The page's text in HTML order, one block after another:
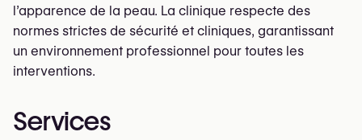
l’apparence de la peau. La clinique respecte des
normes strictes de sécurité et cliniques, garantissant
un environnement professionnel pour toutes les
interventions.
Services